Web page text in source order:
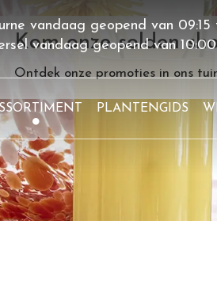
Kom onze solden
Ontdek onze promoties in ons
vandaag geopend van 09:15
vandaag geopend van10:00
PLANTENGIDS